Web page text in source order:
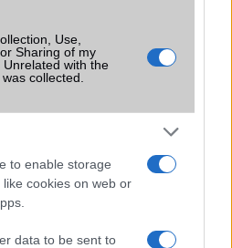
Use,
Sharing of my
with the
collected.
to enable storage
cookies on web or
data to be sent to
2026-07-13 19:00:00
ajánlatok
15 Pro Max